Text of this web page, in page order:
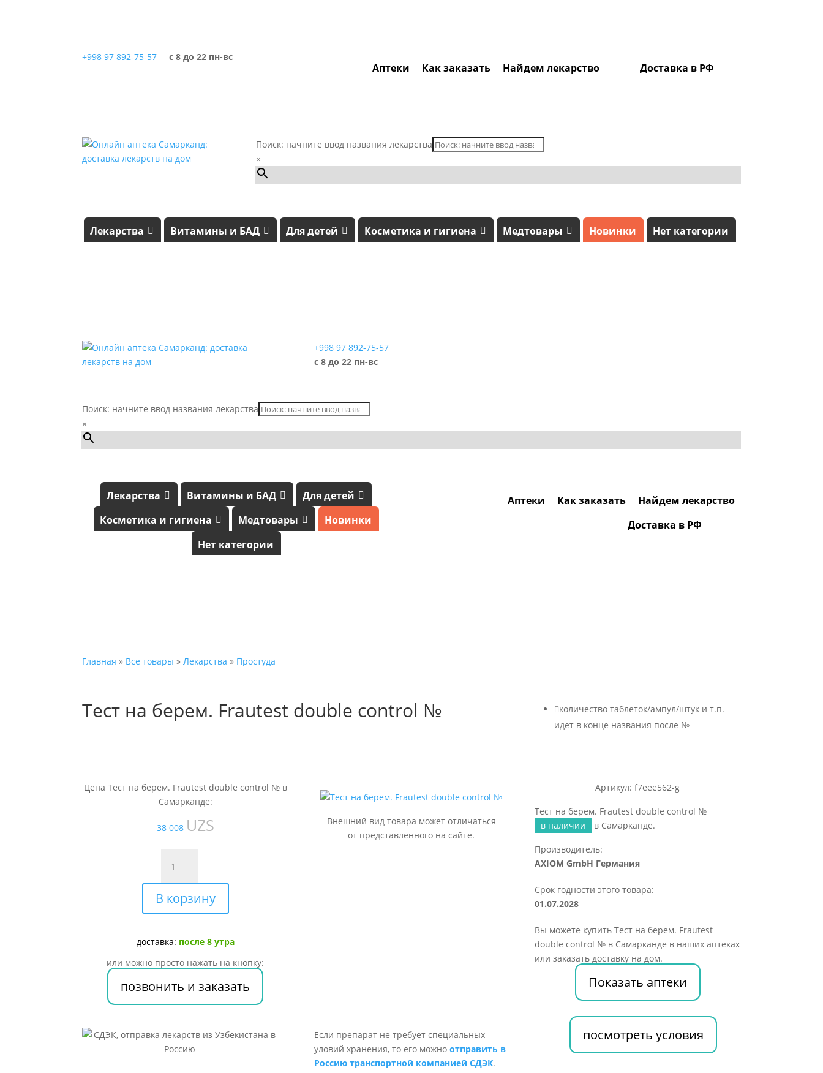
+998 97 892-75-57 с 8 до 22 пн-вс
Аптеки Как заказать Найдем лекарство Доставка в РФ
Поиск: начните ввод названия лекарства
×
Лекарства Витамины и БАД Для детей Косметика и гигиена Медтовары Новинки Нет категории
+998 97 892-75-57
с 8 до 22 пн-вс
Поиск: начните ввод названия лекарства
×
Лекарства Витамины и БАД
Для детей
Косметика и гигиена
Медтовары
Новинки
Нет категории
Аптеки Как заказать
Найдем лекарство
Доставка в РФ
Главная » Все товары » Лекарства » Простуда
Тест на берем. Frautest double control № количество таблеток/ампул/штук и т.п.
идет в конце названия после №
Цена Тест на берем. Frautest double control № в
Самарканде:
38 008 UZS
товара
Тест
на
берем.
double
№
В корзину
доставка: после 8 утра
или можно просто нажать на кнопку:
позвонить и заказать
Внешний вид товара может отличаться
от представленного на сайте.
Артикул: f7eee562-g
Тест на берем. Frautest double control №
в наличии
в Самарканде.
Производитель:
AXIOM GmbH Германия
Срок годности этого товара:
01.07.2028
Вы можете купить Тест на берем. Frautest
double control № в Самарканде в наших аптеках
или заказать доставку на дом.
Показать аптеки
Если препарат не требует специальных
уловий хранения, то его можно отправить в
Россию транспортной компанией СДЭК.
посмотреть условия